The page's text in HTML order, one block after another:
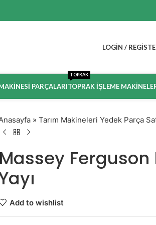
LOGIN /
PARÇALARITOPRAK İŞLEME
TOPRAK
» Tarım Makineleri Yedek Parça
Massey
Add to wishlist